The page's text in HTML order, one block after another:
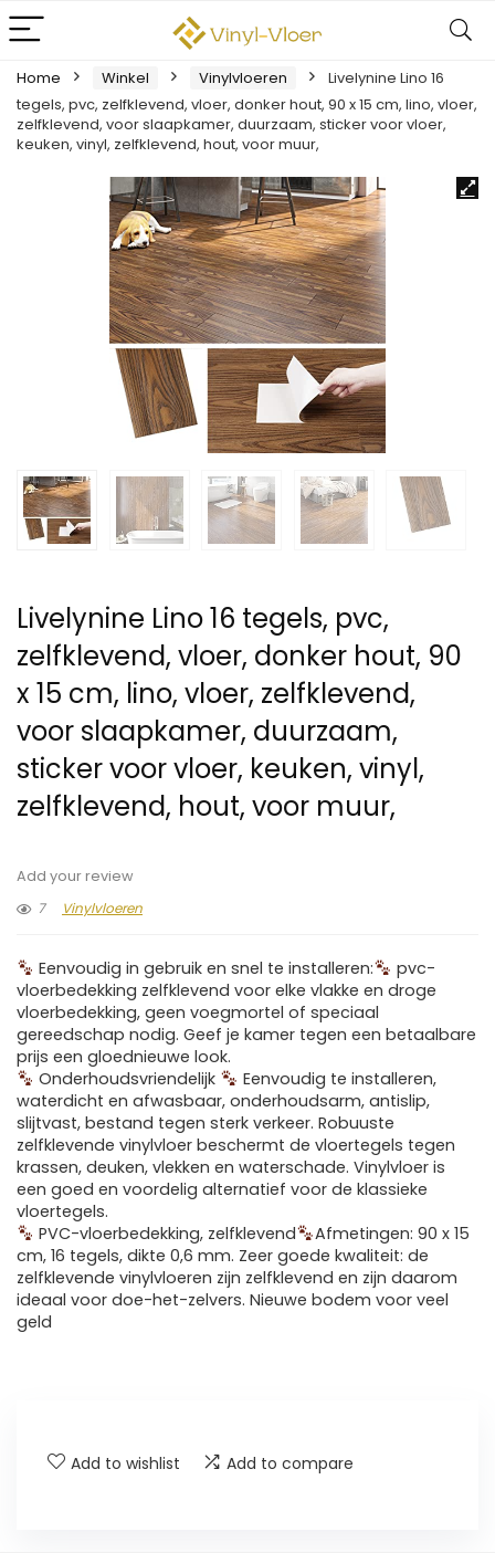
Home Winkel Vinylvloeren
Livelynine Lino 16
tegels, pvc, zelfklevend, vloer, donker hout, 90 x 15 cm, lino, vloer,
zelfklevend, voor slaapkamer, duurzaam, sticker voor vloer,
keuken, vinyl, zelfklevend, hout, voor muur,
Livelynine Lino 16 tegels, pvc,
zelfklevend, vloer, donker hout, 90
x 15 cm, lino, vloer, zelfklevend,
voor slaapkamer, duurzaam,
sticker voor vloer, keuken, vinyl,
zelfklevend, hout, voor muur,
Add your review
7
Vinylvloeren
Eenvoudig in gebruik en snel te installeren:
pvc-
vloerbedekking zelfklevend voor elke vlakke en droge
vloerbedekking, geen voegmortel of speciaal
gereedschap nodig. Geef je kamer tegen een betaalbare
prijs een gloednieuwe look.
Onderhoudsvriendelijk
Eenvoudig te installeren,
waterdicht en afwasbaar, onderhoudsarm, antislip,
slijtvast, bestand tegen sterk verkeer. Robuuste
zelfklevende vinylvloer beschermt de vloertegels tegen
krassen, deuken, vlekken en waterschade. Vinylvloer is
een goed en voordelig alternatief voor de klassieke
vloertegels.
PVC-vloerbedekking, zelfklevend
Afmetingen: 90 x 15
cm, 16 tegels, dikte 0,6 mm. Zeer goede kwaliteit: de
zelfklevende vinylvloeren zijn zelfklevend en zijn daarom
ideaal voor doe-het-zelvers. Nieuwe bodem voor veel
geld
Add to wishlist Add to compare